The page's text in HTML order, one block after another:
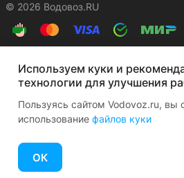
© 2026 Водовоз.RU
КонфиденциальностьОферта
Главная
Используем куки и
технологии для улучшения
Пользуясь сайтом Vodovoz.ru, вы
использование файлов куки
ОК